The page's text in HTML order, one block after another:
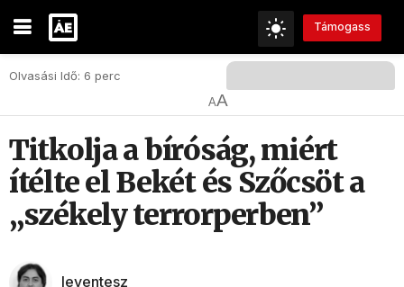
Támogass
Olvasási Idő: 6 perc
AA
Titkolja a bíróság, miért
ítélte el Bekét és Szőcsöt a
„székely terrorperben”
leventesz